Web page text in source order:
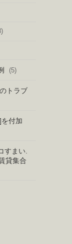
(5)
トラブ
付加
すまい.
貸集合